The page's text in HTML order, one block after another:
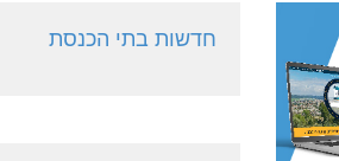
חדשות בתי הכנסת